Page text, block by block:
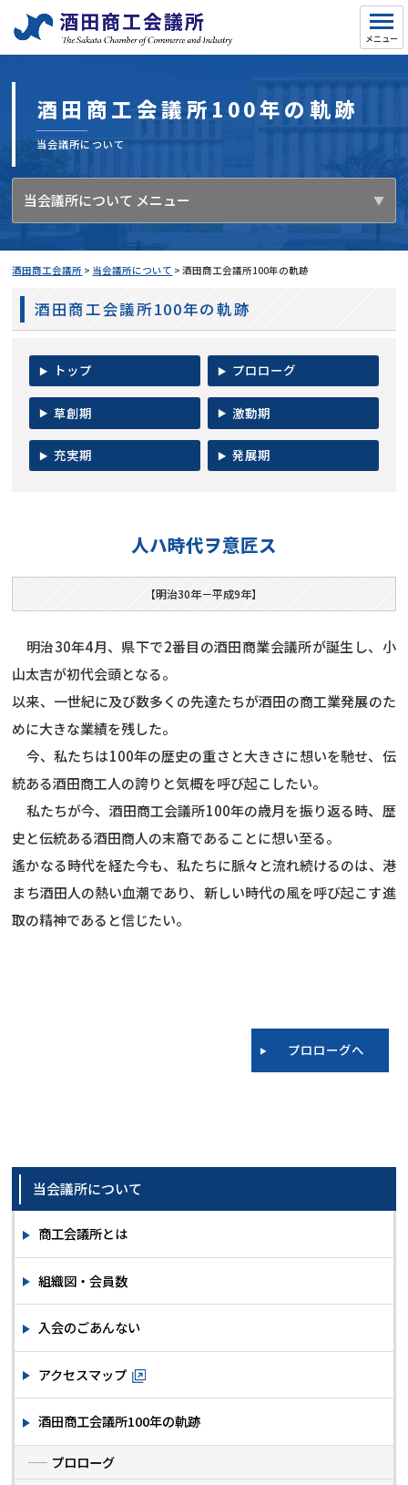
酒田商工会議所100年の軌跡
当会議所について
当会議所について メニュー
酒田商工会議所 > 当会議所について >酒田商工会議所100年の軌跡
酒田商工会議所100年の軌跡
トップ プロローグ
草創期 激動期
充実期 発展期
人ハ時代ヲ意匠ス
【明治30年－平成9年】
明治30年4月、県下で2番目の酒田商業会議所が誕生し、小
山太吉が初代会頭となる。
以来、一世紀に及び数多くの先達たちが酒田の商工業発展のた
めに大きな業績を残した。
今、私たちは100年の歴史の重さと大きさに想いを馳せ、伝
統ある酒田商工人の誇りと気概を呼び起こしたい。
私たちが今、酒田商工会議所100年の歳月を振り返る時、歴
史と伝統ある酒田商人の末裔であることに想い至る。
遙かなる時代を経た今も、私たちに脈々と流れ続けるのは、港
まち酒田人の熱い血潮であり、新しい時代の風を呼び起こす進
取の精神であると信じたい。
プロローグへ
当会議所について
商工会議所とは
組織図・会員数
入会のごあんない
アクセスマップ
酒田商工会議所100年の軌跡
プロローグ